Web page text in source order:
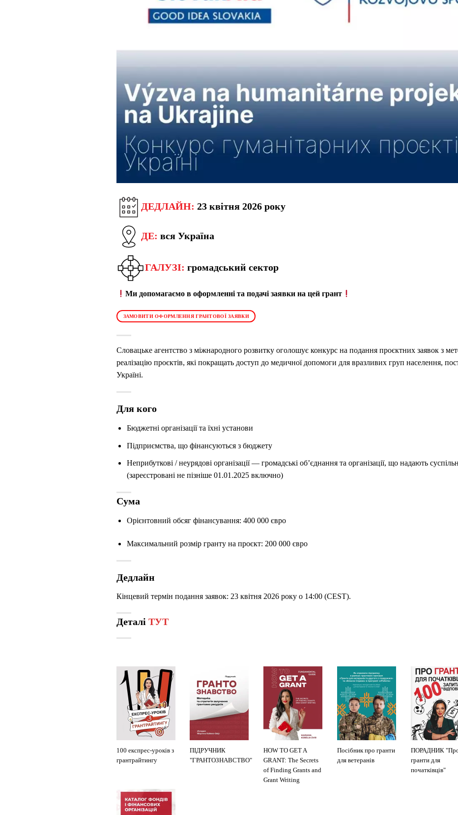
ДЕДЛАЙН: 23 квітня 2026 року
ДЕ: вся Україна
ГАЛУЗІ: громадський сектор
Ми допомагаємо в оформленні та подачі заявки на цей грант
ЗАМОВИТИ ОФОРМЛЕННЯ ГРАНТОВОЇ ЗАЯВКИ
Словацьке агентство з міжнародного розвитку оголошує конкурс на подання проєктних заявок з
реалізацію проєктів, які покращать доступ до медичної допомоги для вразливих груп населення,
Україні.
Для кого
Бюджетні організації та їхні установи
Підприємства, що фінансуються з бюджету
Неприбуткові / неурядові організації — громадські об’єднання та організації, що надають
(зареєстровані не пізніше 01.01.2025 включно)
Сума
Орієнтовний обсяг фінансування: 400 000 євро
Максимальний розмір гранту на проєкт: 200 000 євро
Дедлайн
Кінцевий термін подання заявок: 23 квітня 2026 року о 14:00 (CEST).
Деталі ТУТ
100 експрес-уроків з
грантрайтингу
ПІДРУЧНИК
"ГРАНТОЗНАВСТВО"
HOW TO GET A
GRANT: The Secrets
of Finding Grants and
Grant Writing
Посібник про гранти
для ветеранів
ПОРАДНИК
гранти для
початківців"